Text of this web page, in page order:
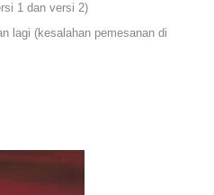
1 dan versi 2)
lagi (kesalahan pemesanan di